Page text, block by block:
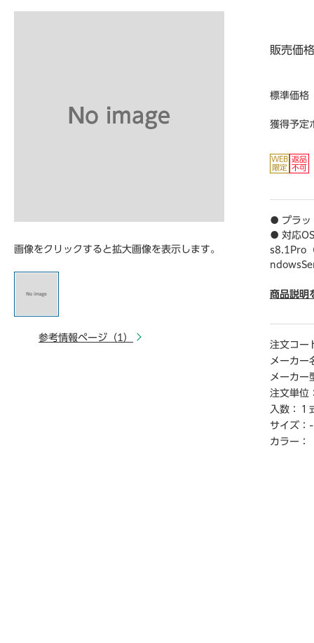
画像をクリックすると拡大画像を表示します。
参考情報ページ（1）
販売価格
標準価格
獲得予定
● プラッ
● 対応
s8.1Pro
● 動作
● 動作
● モニタ
● 納品
● 製品区
【ご注意
※こちら
※商品仕
商品説明
注文コー
メーカー
メーカー
注文単位
入数：
１
サイズ： -
カラー：